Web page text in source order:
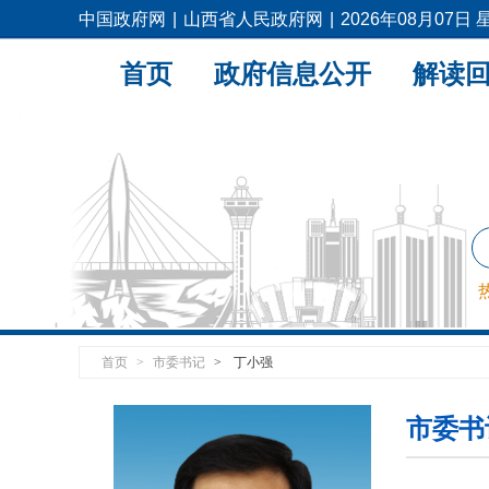
中国政府网 山西省人民政府网 2026年08月07日
首页 政府信息公开 解读
首页 > 市委书记 > 丁小强
市委